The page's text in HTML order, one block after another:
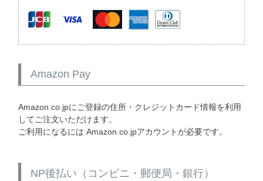
Amazon Pay
Amazon.co.jpにご登録の住所・クレジットカード情報を利用
してご注文いただけます。
ご利用になるには Amazon.co.jpアカウントが必要です。
NP後払い（コンビニ・郵便局・銀行）